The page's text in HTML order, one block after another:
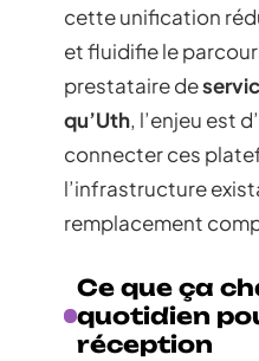
cette unification
et fluidifie le
prestataire de
qu’Uth, l’enjeu est
connecter ces
l’infrastructure
remplacement
Ce que ça
quotidien
réception